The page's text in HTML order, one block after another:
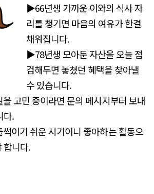
▶66년생 가까운 이와의 식사 자
리를 챙기면 마음의 여유가 한결
채워집니다.
▶78년생 모아둔 자산을 오늘 점
검해두면 놓쳤던 혜택을 찾아낼
수 있습니다.
고민 중이라면 문의 메시지부터 보내
다.
이기 쉬운 시기이니 좋아하는 활동으
합니다.